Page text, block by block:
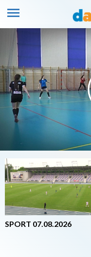
2026-08-07
SPORT 07.08.2026